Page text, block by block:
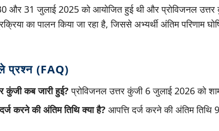
30 और 31 जुलाई 2025 को आयोजित हुई थी और प्रोविजनल
का पालन किया जा रहा है, जिससे अभ्यर्थी अंतिम परिणाम
प्रश्न (FAQ)
कुंजी कब जारी हुई? प्रोविजनल उत्तर कुंजी 6 जुलाई 2026 को
करने की अंतिम तिथि क्या है? आपत्ति दर्ज करने की अंतिम